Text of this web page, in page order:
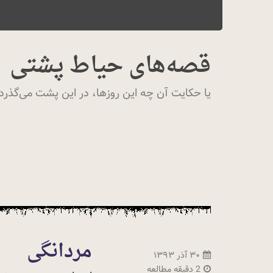
قصه‌های حیاط پشتی
یا حکایت آن چه این روزها، در این پشت
۳۰ آذر ۱۳۹۳
2 دقیقه مطالعه
مردانگی